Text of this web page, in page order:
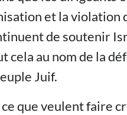
et la violation
de soutenir
cela au nom de la
Juif.
que veulent faire